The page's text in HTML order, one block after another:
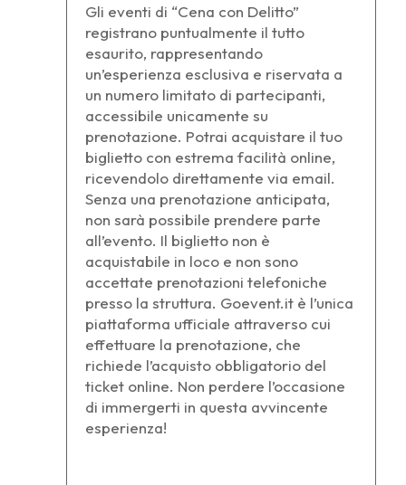
Gli eventi di “Cena con Delitto”
registrano puntualmente il tutto
esaurito, rappresentando
un’esperienza esclusiva e riservata a
un numero limitato di partecipanti,
accessibile unicamente su
prenotazione. Potrai acquistare il tuo
biglietto con estrema facilità online,
ricevendolo direttamente via email.
Senza una prenotazione anticipata,
non sarà possibile prendere parte
all’evento. Il biglietto non è
acquistabile in loco e non sono
accettate prenotazioni telefoniche
presso la struttura. Goevent.it è l’unica
piattaforma ufficiale attraverso cui
effettuare la prenotazione, che
richiede l’acquisto obbligatorio del
ticket online. Non perdere l’occasione
di immergerti in questa avvincente
esperienza!